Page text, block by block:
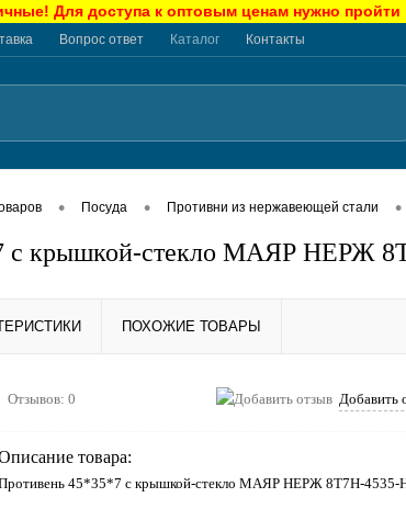
Для доступа к оптовым ценам нужно пройти
Вопрос ответ Каталог Контакты
• Посуда • Противни из нержавеющей стали •
с крышкой-стекло МАЯР НЕРЖ
ПОХОЖИЕ ТОВАРЫ
Отзывов: 0 Добавить
товара:
45*35*7 с крышкой-стекло МАЯР НЕРЖ 8T7H-4535-